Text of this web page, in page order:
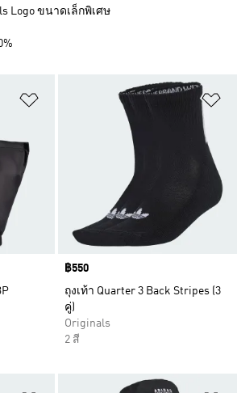
เพิ่มไปยังรายการสินค้าโปรด
Price
฿550
ถุงเท้า Quarter 3 Back Stripes (3
คู่)
Originals
2 สี
Logo ขนาดเล็กพิเศษ